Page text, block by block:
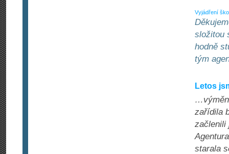
Vyjádření
složitou
hodně
tým
Letos
zařídila
začlenili
starala